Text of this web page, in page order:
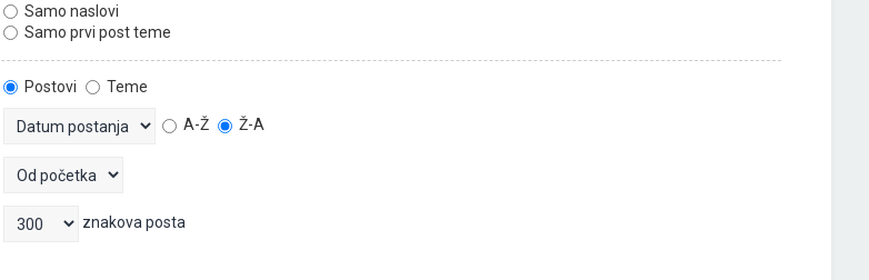
Samo naslovi
Samo prvi post teme
Postovi
Teme
A-Ž Ž-A
znakova posta